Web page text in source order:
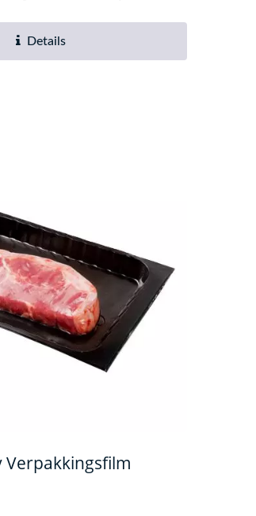
Details
Verpakkingsfilm